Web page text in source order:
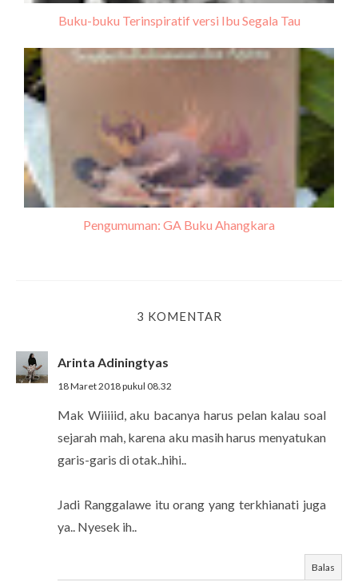
Buku-buku Terinspiratif versi Ibu Segala Tau
Pengumuman: GA Buku Ahangkara
3 KOMENTAR
Arinta Adiningtyas
18 Maret 2018 pukul 08.32
Mak Wiiiiid, aku bacanya harus pelan kalau soal
sejarah mah, karena aku masih harus menyatukan
garis-garis di otak..hihi..
Jadi Ranggalawe itu orang yang terkhianati juga
ya.. Nyesek ih..
Balas